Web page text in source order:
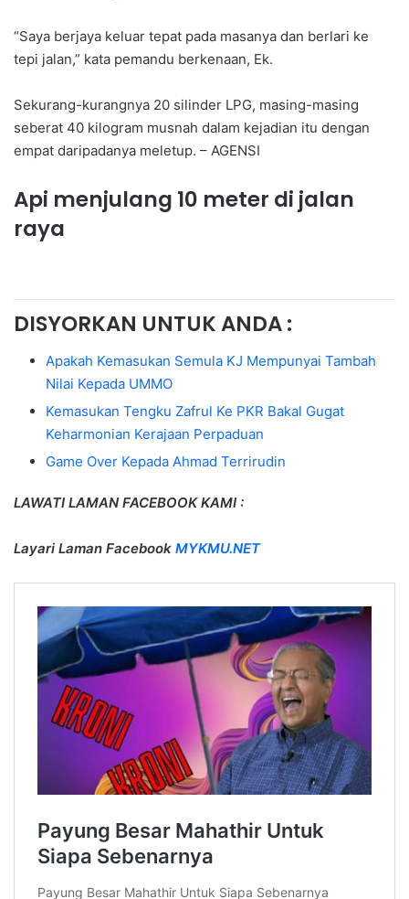
“Saya berjaya keluar tepat pada masanya dan berlari ke
tepi jalan,” kata pemandu berkenaan, Ek.
Sekurang-kurangnya 20 silinder LPG, masing-masing
seberat 40 kilogram musnah dalam kejadian itu dengan
empat daripadanya meletup. – AGENSI
Api menjulang 10 meter di jalan
raya
DISYORKAN UNTUK ANDA :
Apakah Kemasukan Semula KJ Mempunyai Tambah
Nilai Kepada UMMO
Kemasukan Tengku Zafrul Ke PKR Bakal Gugat
Keharmonian Kerajaan Perpaduan
Game Over Kepada Ahmad Terrirudin
LAWATI LAMAN FACEBOOK KAMI :
Layari Laman Facebook MYKMU.NET